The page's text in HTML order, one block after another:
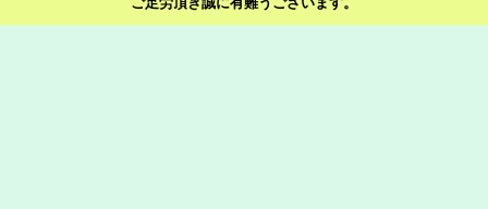
ご足労頂き誠に有難うございます。